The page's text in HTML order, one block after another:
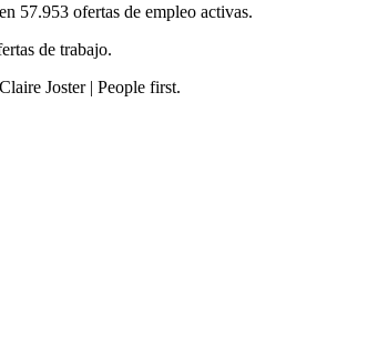
57.953 ofertas de empleo activas.
de trabajo.
Joster | People first.